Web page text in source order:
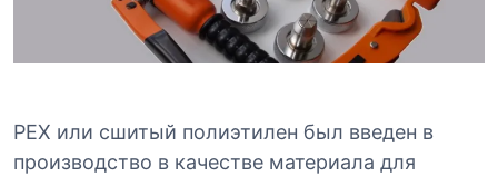
PEX или сшитый полиэтилен был введен в
производство в качестве материала для